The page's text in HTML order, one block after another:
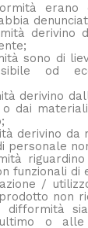
erano
derivino
sono di
od
derivino
dai
derivino da
personale
riguardino
funzionali di
/
non
difformità
o